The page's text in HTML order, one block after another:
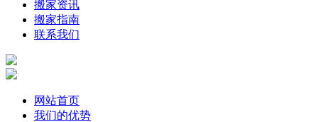
搬家资讯
搬家指南
联系我们
网站首页
我们的优势